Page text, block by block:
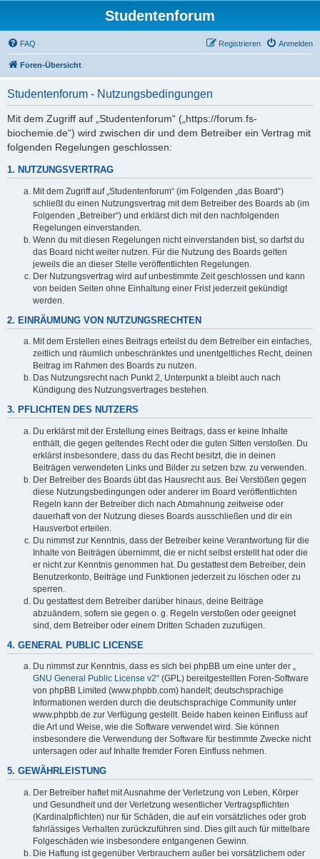
Studentenforum
FAQ Anmelden
Registrieren
Foren-Übersicht
Studentenforum - Nutzungsbedingungen
Mit dem Zugriff auf „Studentenforum“ („https://forum.fs-
biochemie.de“) wird zwischen dir und dem Betreiber ein Vertrag mit
folgenden Regelungen geschlossen:
1. NUTZUNGSVERTRAG
Mit dem Zugriff auf „Studentenforum“ (im Folgenden „das Board“)
schließt du einen Nutzungsvertrag mit dem Betreiber des Boards ab (im
Folgenden „Betreiber“) und erklärst dich mit den nachfolgenden
Regelungen einverstanden.
Wenn du mit diesen Regelungen nicht einverstanden bist, so darfst du
das Board nicht weiter nutzen. Für die Nutzung des Boards gelten
jeweils die an dieser Stelle veröffentlichten Regelungen.
Der Nutzungsvertrag wird auf unbestimmte Zeit geschlossen und kann
von beiden Seiten ohne Einhaltung einer Frist jederzeit gekündigt
werden.
2. EINRÄUMUNG VON NUTZUNGSRECHTEN
Mit dem Erstellen eines Beitrags erteilst du dem Betreiber ein einfaches,
zeitlich und räumlich unbeschränktes und unentgeltliches Recht, deinen
Beitrag im Rahmen des Boards zu nutzen.
Das Nutzungsrecht nach Punkt 2, Unterpunkt a bleibt auch nach
Kündigung des Nutzungsvertrages bestehen.
3. PFLICHTEN DES NUTZERS
Du erklärst mit der Erstellung eines Beitrags, dass er keine Inhalte
enthält, die gegen geltendes Recht oder die guten Sitten verstoßen. Du
erklärst insbesondere, dass du das Recht besitzt, die in deinen
Beiträgen verwendeten Links und Bilder zu setzen bzw. zu verwenden.
Der Betreiber des Boards übt das Hausrecht aus. Bei Verstößen gegen
diese Nutzungsbedingungen oder anderer im Board veröffentlichten
Regeln kann der Betreiber dich nach Abmahnung zeitweise oder
dauerhaft von der Nutzung dieses Boards ausschließen und dir ein
Hausverbot erteilen.
Du nimmst zur Kenntnis, dass der Betreiber keine Verantwortung für die
Inhalte von Beiträgen übernimmt, die er nicht selbst erstellt hat oder die
er nicht zur Kenntnis genommen hat. Du gestattest dem Betreiber, dein
Benutzerkonto, Beiträge und Funktionen jederzeit zu löschen oder zu
sperren.
Du gestattest dem Betreiber darüber hinaus, deine Beiträge
abzuändern, sofern sie gegen o. g. Regeln verstoßen oder geeignet
sind, dem Betreiber oder einem Dritten Schaden zuzufügen.
4. GENERAL PUBLIC LICENSE
Du nimmst zur Kenntnis, dass es sich bei phpBB um eine unter der „
GNU General Public License v2“ (GPL) bereitgestellten Foren-Software
von phpBB Limited (www.phpbb.com) handelt; deutschsprachige
Informationen werden durch die deutschsprachige Community unter
www.phpbb.de zur Verfügung gestellt. Beide haben keinen Einfluss auf
die Art und Weise, wie die Software verwendet wird. Sie können
insbesondere die Verwendung der Software für bestimmte Zwecke nicht
untersagen oder auf Inhalte fremder Foren Einfluss nehmen.
5. GEWÄHRLEISTUNG
Der Betreiber haftet mit Ausnahme der Verletzung von Leben, Körper
und Gesundheit und der Verletzung wesentlicher Vertragspflichten
(Kardinalpflichten) nur für Schäden, die auf ein vorsätzliches oder grob
fahrlässiges Verhalten zurückzuführen sind. Dies gilt auch für mittelbare
Folgeschäden wie insbesondere entgangenen Gewinn.
Die Haftung ist gegenüber Verbrauchern außer bei vorsätzlichem oder